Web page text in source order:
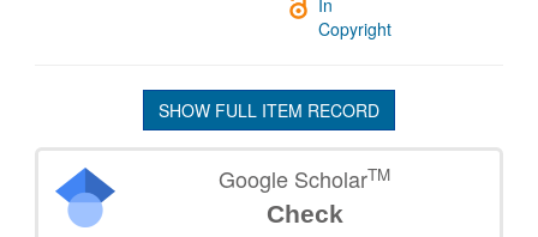
In
Copyright
SHOW FULL ITEM RECORD
Google ScholarTM
Check